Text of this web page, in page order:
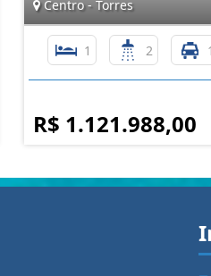
Centro - Torres
1 2
R$ 1.121.988,00